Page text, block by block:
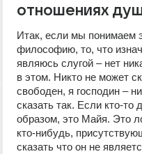
отношениях
Итак, если мы понимаем
философию, то, что
являюсь слугой – нет
в этом. Никто не может
свободен, я господин –
сказать так. Если кто-то
образом, это Майя. Это
кто-нибудь,
сказать что он не